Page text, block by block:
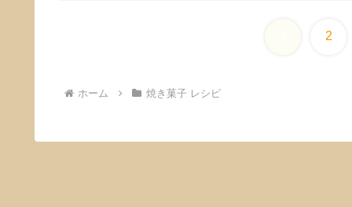
2
ホーム 焼き菓子 レシピ